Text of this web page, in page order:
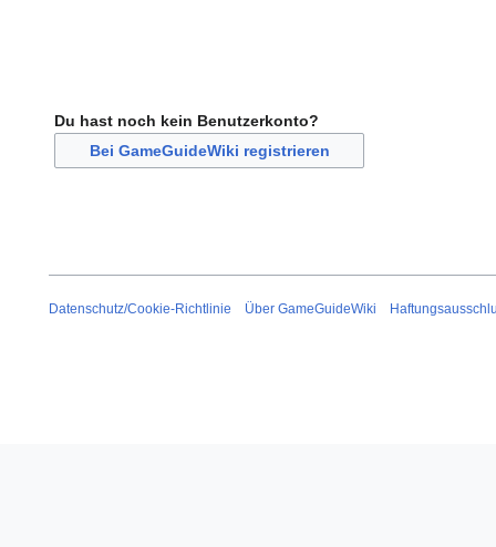
Du hast noch kein Benutzerkonto?
Bei GameGuideWiki registrieren
Datenschutz/Cookie-Richtlinie Über GameGuideWiki